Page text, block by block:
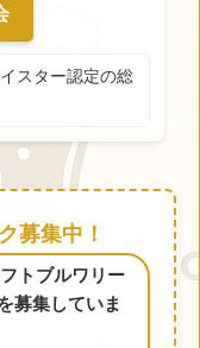
スター認定の総
募集中！
トブルワリー
募集していま